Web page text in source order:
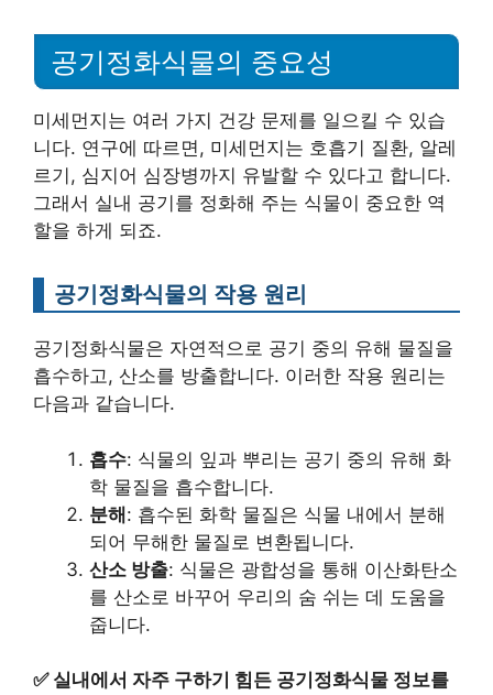
공기정화식물의 중요성
미세먼지는 여러 가지 건강 문제를 일으킬 수 있습
니다. 연구에 따르면, 미세먼지는 호흡기 질환, 알레
르기, 심지어 심장병까지 유발할 수 있다고 합니다.
그래서 실내 공기를 정화해 주는 식물이 중요한 역
할을 하게 되죠.
공기정화식물의 작용 원리
공기정화식물은 자연적으로 공기 중의 유해 물질을
흡수하고, 산소를 방출합니다. 이러한 작용 원리는
다음과 같습니다.
흡수: 식물의 잎과 뿌리는 공기 중의 유해 화
학 물질을 흡수합니다.
분해: 흡수된 화학 물질은 식물 내에서 분해
되어 무해한 물질로 변환됩니다.
산소 방출: 식물은 광합성을 통해 이산화탄소
를 산소로 바꾸어 우리의 숨 쉬는 데 도움을
줍니다.
✅ 실내에서 자주 구하기 힘든 공기정화식물 정보를